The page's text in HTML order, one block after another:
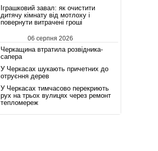
Іграшковий завал: як очистити
дитячу кімнату від мотлоху і
повернути витрачені гроші
06 серпня 2026
Черкащина втратила розвідника-
сапера
У Черкасах шукають причетних до
отруєння дерев
У Черкасах тимчасово перекриють
рух на трьох вулицях через ремонт
тепломереж